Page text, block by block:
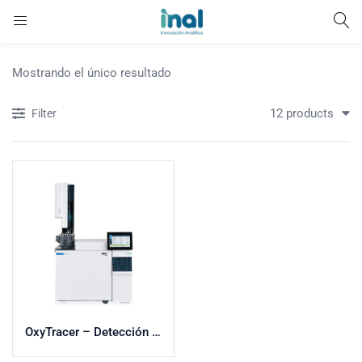
Mostrando el único resultado
Filter 12 products
OxyTracer – Detección de Trazas de Oxigenados en Corrientes de Hidrocarburos Ligeros